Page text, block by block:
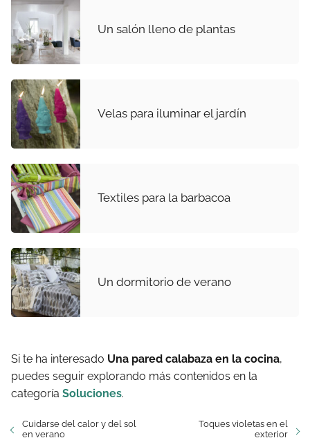
Un salón lleno de plantas
Velas para iluminar el jardín
Textiles para la barbacoa
Un dormitorio de verano
Si te ha interesado Una pared calabaza en la cocina,
puedes seguir explorando más contenidos en la
categoría Soluciones.
Cuidarse del calor y del sol
en verano
Toques violetas en el
exterior